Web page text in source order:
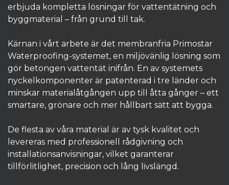
erbjuda kompletta lösningar för vattentätning och
byggmaterial – från grund till tak.
Kärnan i vårt arbete är det membranfria Primostar
Waterproofing-systemet, en miljövänlig lösning som
gör betongen vattentät inifrån. En av systemets
nyckelkomponenter är patenterad i tre länder och
minskar materialåtgången upp till åtta gånger – ett
smartare, grönare och mer hållbart sätt att bygga.
De flesta av våra material är av tysk kvalitet och
levereras med professionell rådgivning och
installationsanvisningar, vilket garanterar
tillförlitlighet, precision och lång livslängd.